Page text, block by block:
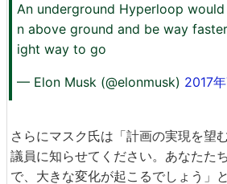
An underground Hyperloop
n above ground and be way
ight way to go
— Elon Musk (@elonmusk) 2017
さらにマスク氏は「計画の実現を望
議員に知らせてください。あなたた
で、大きな変化が起こるでしょう」